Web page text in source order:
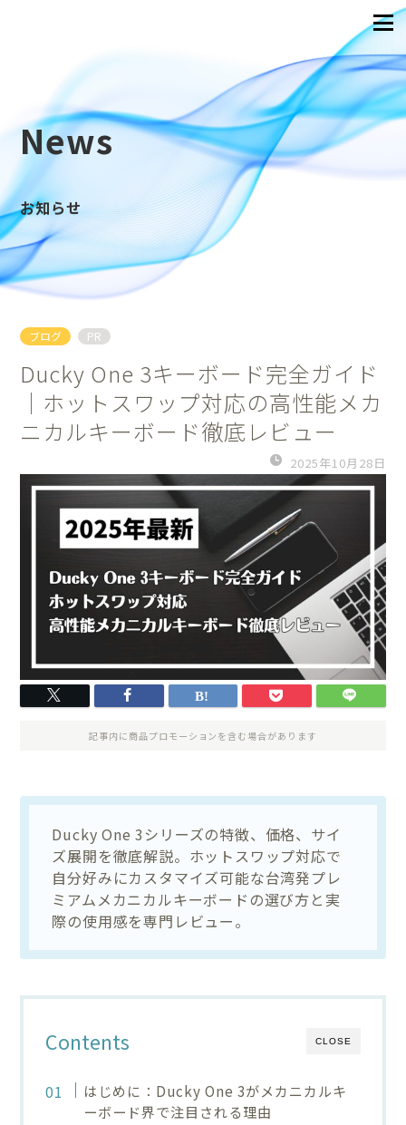
News
お知らせ
ブログ PR
Ducky One 3キーボード完全ガイド
｜ホットスワップ対応の高性能メカ
ニカルキーボード徹底レビュー
2025年10月28日
記事内に商品プロモーションを含む場合があります
Ducky One 3シリーズの特徴、価格、サイ
ズ展開を徹底解説。ホットスワップ対応で
自分好みにカスタマイズ可能な台湾発プレ
ミアムメカニカルキーボードの選び方と実
際の使用感を専門レビュー。
CLOSE
Contents
はじめに：Ducky One 3がメカニカルキ
ーボード界で注目される理由